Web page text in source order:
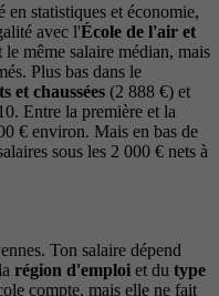
en statistiques et économie,
avec l'École de l'air et
même salaire médian, mais
Plus bas dans le
et chaussées (2 888 €) et
Entre la première et la
€ environ. Mais en bas de
sous les 2 000 € nets à
Ton salaire dépend
région d'emploi et du type
compte, mais elle ne fait